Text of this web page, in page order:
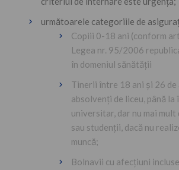
următoarele categoriile de
Copiii 0-18 ani (conform
Legea nr. 95/2006
în domeniul sănătății
Tinerii între 18 ani şi 26 de
absolvenţi de liceu, până la
universitar, dar nu mai mult
sau studenţii, dacă nu
muncă;
Bolnavii cu afecţiuni